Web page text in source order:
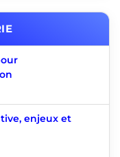
enjeux et